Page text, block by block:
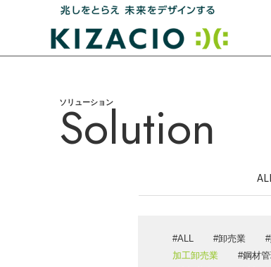
HOME
キザシオについて
事業内容
IT戦略支援・コンサルティング
システム開発
ソリューション
Solution
ALL 卸売業
加工卸売業
鋼材